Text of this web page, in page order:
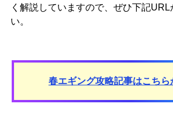
く解説していますので、ぜひ下記URL
い。
春エギング攻略記事はこちら